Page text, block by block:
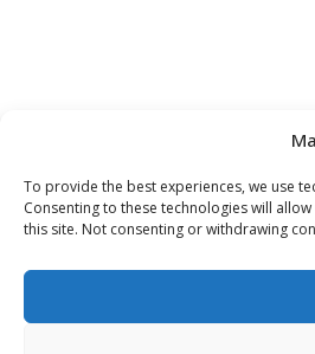
To provide the best experiences, we use
Consenting to these technologies will
this site. Not consenting or withdrawing